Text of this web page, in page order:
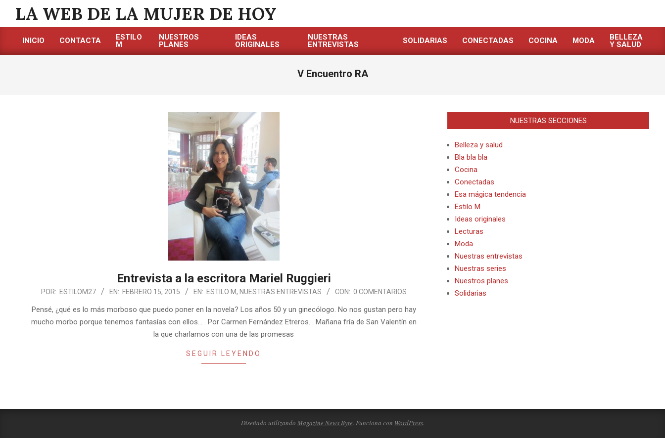
contenido
LA WEB DE LA MUJER DE HOY
INICIO CONTACTA
ESTILO
M
NUESTROS
PLANES
IDEAS
ORIGINALES
NUESTRAS
ENTREVISTAS
SOLIDARIAS CONECTADAS COCINA MODA
BELLEZA
Y SALUD
V Encuentro RA
Entrevista a la escritora Mariel Ruggieri
2015-POR: ESTILOM27 EN: FEBRERO 15, 2015 EN: ESTILO M, NUESTRAS ENTREVISTAS CON: 0 COMENTARIOS
Pensé, ¿qué es lo más morboso que puedo poner en la novela? Los años 50 y un ginecólogo. No nos gustan pero hay
mucho morbo porque tenemos fantasías con ellos… . Por Carmen Fernández Etreros. . Mañana fría de San Valentín en
la que charlamos con una de las promesas
SEGUIR LEYENDO
NUESTRAS SECCIONES
Belleza y salud
Bla bla bla
Cocina
Conectadas
Esa mágica tendencia
Estilo M
Ideas originales
Lecturas
Moda
Nuestras entrevistas
Nuestras series
Nuestros planes
Solidarias
Diseñado utilizando Magazine News Byte. Funciona con WordPress.